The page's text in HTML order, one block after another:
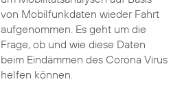
von Mobilfunkdaten wieder Fahrt
aufgenommen. Es geht um die
Frage, ob und wie diese Daten
beim Eindämmen des Corona Virus
helfen können.